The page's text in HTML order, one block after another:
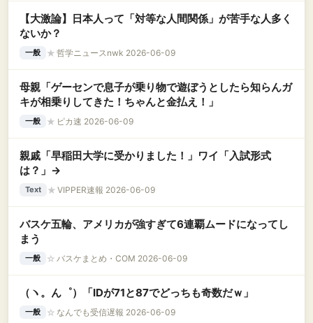
【大激論】日本人って「対等な人間関係」が苦手な人多く
ないか？
一般 ★ 哲学ニュースnwk 2026-06-09
母親「ゲーセンで息子が乗り物で遊ぼうとしたら知らんガ
キが相乗りしてきた！ちゃんと金払え！」
一般 ★ ピカ速 2026-06-09
親戚「早稲田大学に受かりました！」ワイ「入試形式
は？」→
Text ★ VIPPER速報 2026-06-09
バスケ五輪、アメリカが強すぎて6連覇ムードになってし
まう
一般 ☆ バスケまとめ・COM 2026-06-09
（ヽ。ん゜）「IDが71と87でどっちも奇数だｗ」
一般 ☆ なんでも受信遅報 2026-06-09